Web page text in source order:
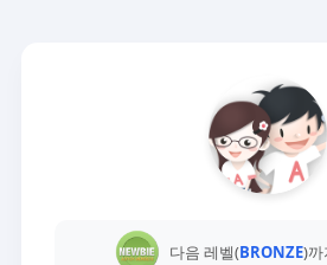
다음 레벨(BRONZE)까